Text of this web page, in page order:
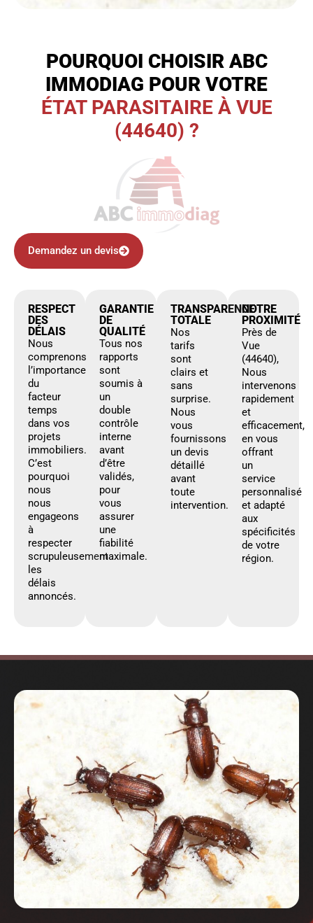
POURQUOI CHOISIR ABC
IMMODIAG POUR VOTRE
ÉTAT PARASITAIRE À VUE
(44640) ?
Demandez un devis
RESPECT
DES
DÉLAIS
Nous
comprenons
l’importance
du
facteur
temps
dans vos
projets
immobiliers.
C’est
pourquoi
nous
nous
engageons
à
respecter
scrupuleusement
les
délais
annoncés.
GARANTIE
DE
QUALITÉ
Tous nos
rapports
sont
soumis à
un
double
contrôle
interne
avant
d’être
validés,
pour
vous
assurer
une
fiabilité
maximale.
TRANSPARENCE
TOTALE
Nos
tarifs
sont
clairs et
sans
surprise.
Nous
vous
fournissons
un devis
détaillé
avant
toute
intervention.
NOTRE
PROXIMITÉ
Près de
Vue
(44640),
Nous
intervenons
rapidement
et
efficacement,
en vous
offrant
un
service
personnalisé
et adapté
aux
spécificités
de votre
région.